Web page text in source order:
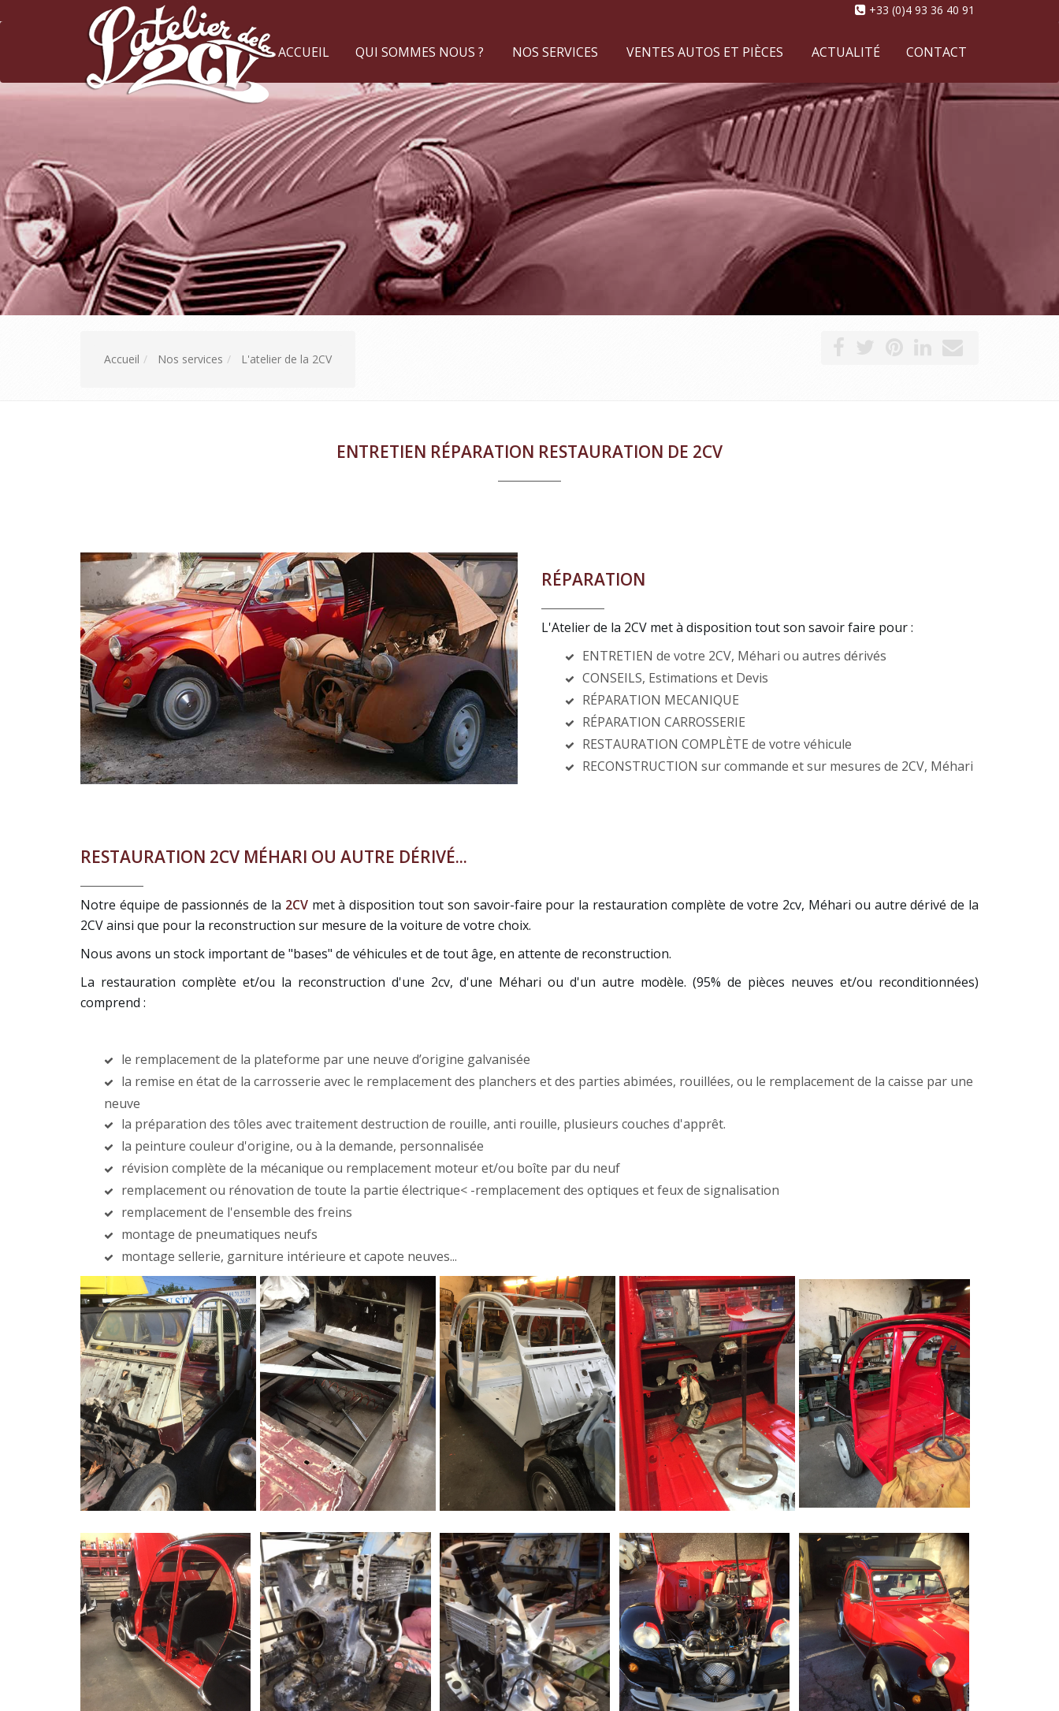
+33 (0)4 93 36 40 91
ACCUEIL QUI SOMMES NOUS ? NOS SERVICES VENTES AUTOS ET PIÈCES ACTUALITÉ CONTACT
Accueil Nos services L'atelier de la 2CV
ENTRETIEN RÉPARATION RESTAURATION DE 2CV
RÉPARATION
L'Atelier de la 2CV met à disposition tout son savoir faire pour :
ENTRETIEN de votre 2CV, Méhari ou autres dérivés
CONSEILS, Estimations et Devis
RÉPARATION MECANIQUE
RÉPARATION CARROSSERIE
RESTAURATION COMPLÈTE de votre véhicule
RECONSTRUCTION sur commande et sur mesures de 2CV, Méhari
RESTAURATION 2CV MÉHARI OU AUTRE DÉRIVÉ...
Notre équipe de passionnés de la 2CVmet à disposition tout son savoir-faire pour la restauration complète de votre 2cv, Méhari ou autre dérivé de la
2CV ainsi que pour la reconstruction sur mesure de la voiture de votre choix.
Nous avons un stock important de "bases" de véhicules et de tout âge, en attente de reconstruction.
La restauration complète et/ou la reconstruction d'une 2cv, d'une Méhari ou d'un autre modèle. (95% de pièces neuves et/ou reconditionnées)
comprend :
le remplacement de la plateforme par une neuve d’origine galvanisée
la remise en état de la carrosserie avec le remplacement des planchers et des parties abimées, rouillées, ou le remplacement de la caisse par une
neuve
la préparation des tôles avec traitement destruction de rouille, anti rouille, plusieurs couches d'apprêt.
la peinture couleur d'origine, ou à la demande, personnalisée
révision complète de la mécanique ou remplacement moteur et/ou boîte par du neuf
remplacement ou rénovation de toute la partie électrique< -remplacement des optiques et feux de signalisation
remplacement de l'ensemble des freins
montage de pneumatiques neufs
montage sellerie, garniture intérieure et capote neuves...